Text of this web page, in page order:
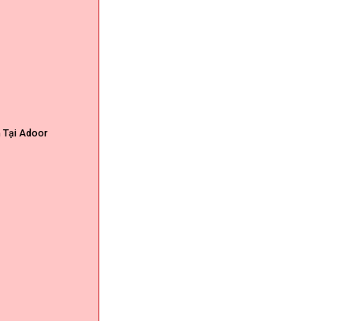
Tại Adoor